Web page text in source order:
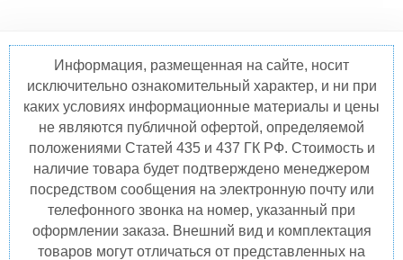
Информация, размещенная на сайте, носит
исключительно ознакомительный характер, и ни при
каких условиях информационные материалы и цены
не являются публичной офертой, определяемой
положениями Статей 435 и 437 ГК РФ. Стоимость и
наличие товара будет подтверждено менеджером
посредством сообщения на электронную почту или
телефонного звонка на номер, указанный при
оформлении заказа. Внешний вид и комплектация
товаров могут отличаться от представленных на